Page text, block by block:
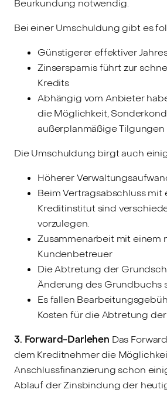
Beurkundung notwendig.
Bei einer Umschuldung gibt es
Günstigerer effektiver
Zinsersparnis führt zur
Kredits
Abhängig vom Anbieter
die Möglichkeit,
außerplanmäßige Tilgungen
Die Umschuldung birgt auch
Höherer
Beim Vertragsabschluss mit
Kreditinstitut sind
vorzulegen.
Zusammenarbeit mit einem
Kundenbetreuer
Die Abtretung der
Änderung des Grundbuchs
Es fallen
Kosten für die Abtretung
3. Forward-Darlehen Das
dem Kreditnehmer die
Anschlussfinanzierung schon
Ablauf der Zinsbindung der